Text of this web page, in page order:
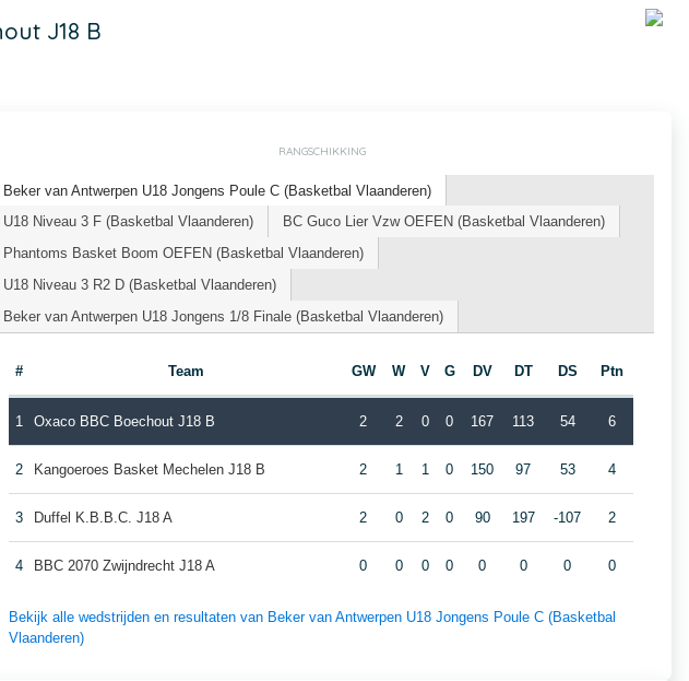
J18 B
RANGSCHIKKING
Beker van Antwerpen U18 Jongens Poule C (Basketbal Vlaanderen)
U18 Niveau 3 F (Basketbal Vlaanderen)
BC Guco Lier Vzw OEFEN (Basketbal Vlaanderen)
Phantoms Basket Boom OEFEN (Basketbal Vlaanderen)
U18 Niveau 3 R2 D (Basketbal Vlaanderen)
Beker van Antwerpen U18 Jongens 1/8 Finale (Basketbal Vlaanderen)
# Team GW W V G DV DT DS Ptn
1 Oxaco BBC Boechout J18 B 2 2 0 0 167 113 54 6
2 Kangoeroes Basket Mechelen J18 B 2 1 1 0 150 97 53 4
3 Duffel K.B.B.C. J18 A 2 0 2 0 90 197 -107 2
4 BBC 2070 Zwijndrecht J18 A 0 0 0 0 0 0 0 0
Bekijk alle wedstrijden en resultaten van Beker van Antwerpen U18 Jongens Poule C (Basketbal
Vlaanderen)